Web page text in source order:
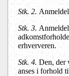
Stk. 2.
Stk. 3.
erhververen.
Stk. 4. Den, der
anses i forhold